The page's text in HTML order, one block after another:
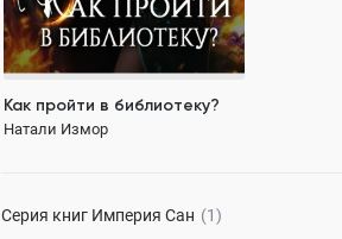
Как пройти в библиотеку?
Натали Измор120 ₽
Серия книг Империя Сан (1)